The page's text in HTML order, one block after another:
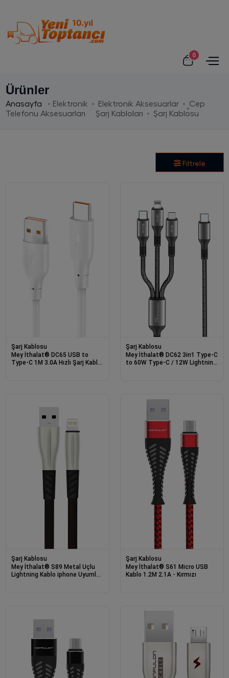
0
Ürünler
Anasayfa Elektronik Elektronik Aksesuarlar
Cep
Telefonu Aksesuarları
Şarj Kabloları Şarj Kablosu
Filtrele
Şarj Kablosu
Mey İthalat® DC65 USB to
Type-C 1M 3.0A Hızlı Şarj Kablo
Şarj Kablosu
Mey İthalat® DC62 3in1 Type-C
to 60W Type-C / 12W Lightning
Şarj Kablosu
Mey İthalat® S89 Metal Uçlu
Lightning Kablo iphone Uyumlu
Şarj Kablosu
Mey İthalat® S61 Micro USB
Kablo 1.2M 2.1A - Kırmızı